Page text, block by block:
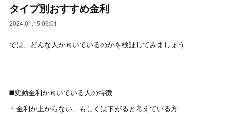
タイプ別おすすめ金利
2024.01.15 06:01
では、どんな人が向いているのかを検証してみましょう
◼️変動金利が向いている人の特徴
・金利が上がらない、もしくは下がると考えている方